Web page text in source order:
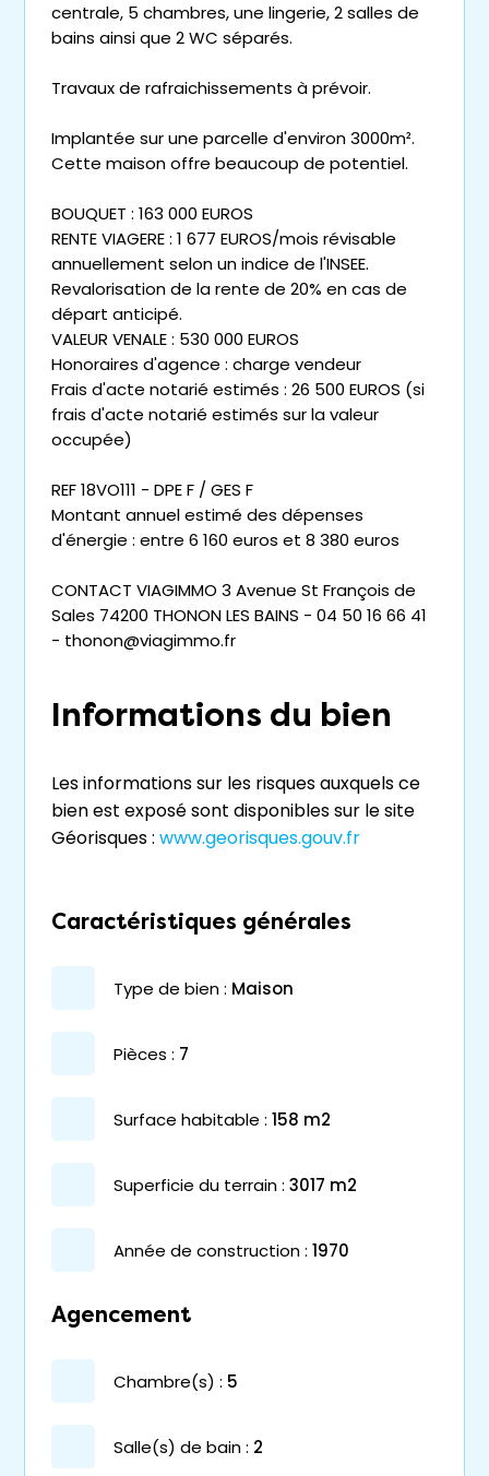
centrale, 5 chambres, une lingerie, 2 salles de
bains ainsi que 2 WC séparés.
Travaux de rafraichissements à prévoir.
Implantée sur une parcelle d'environ 3000m².
Cette maison offre beaucoup de potentiel.
BOUQUET : 163 000 EUROS
RENTE VIAGERE : 1 677 EUROS/mois révisable
annuellement selon un indice de l'INSEE.
Revalorisation de la rente de 20% en cas de
départ anticipé.
VALEUR VENALE : 530 000 EUROS
Honoraires d'agence : charge vendeur
Frais d'acte notarié estimés : 26 500 EUROS (si
frais d'acte notarié estimés sur la valeur
occupée)
REF 18VO111 - DPE F / GES F
Montant annuel estimé des dépenses
d'énergie : entre 6 160 euros et 8 380 euros
CONTACT VIAGIMMO 3 Avenue St François de
Sales 74200 THONON LES BAINS - 04 50 16 66 41
- thonon@viagimmo.fr
Informations du bien
Les informations sur les risques auxquels ce
bien est exposé sont disponibles sur le site
Géorisques : www.georisques.gouv.fr
Caractéristiques générales
type de bien : maison
pièces : 7
surface habitable : 158 m2
superficie du terrain : 3017 m2
année de construction : 1970
Agencement
chambre(s) : 5
salle(s) de bain : 2